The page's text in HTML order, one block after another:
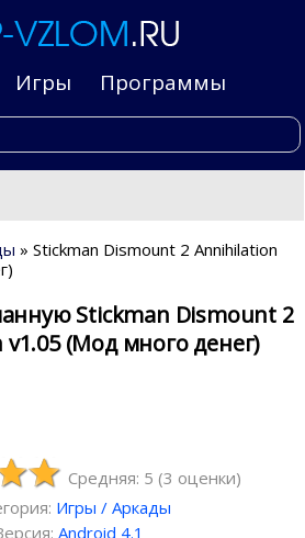
Игры Программы
» Stickman Dismount 2 Annihilation
Stickman Dismount 2
(Мод много денег)
Средняя: 5 (3 оценки)
Игры /Аркады
Android 4.1